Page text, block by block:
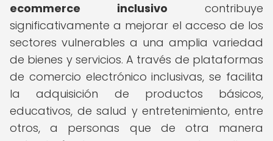
ecommerce inclusivo contribuye
significativamente a mejorar el acceso de los
sectores vulnerables a una amplia variedad
de bienes y servicios. A través de plataformas
de comercio electrónico inclusivas, se facilita
la adquisición de productos básicos,
educativos, de salud y entretenimiento, entre
otros, a personas que de otra manera